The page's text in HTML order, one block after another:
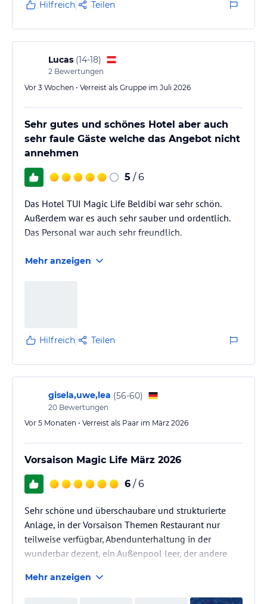
Hilfreich Teilen
Lucas (14-18)
2 Bewertungen
Vor 3 Wochen • Verreist als Gruppe im Juli 2026
Sehr gutes und schönes Hotel aber auch
sehr faule Gäste welche das Angebot nicht
annehmen
5 / 6
Das Hotel TUI Magic Life Beldibi war sehr schön.
Außerdem war es auch sehr sauber und ordentlich.
Das Personal war auch sehr freundlich.
Mehr anzeigen
Hilfreich Teilen
gisela,uwe,lea (56-60)
20 Bewertungen
Vor 5 Monaten • Verreist als Paar im März 2026
Vorsaison Magic Life März 2026
6 / 6
Sehr schöne und überschaubare und strukturierte
Anlage, in der Vorsaison Themen Restaurant nur
teilweise verfügbar, Abendunterhaltung in der
wunderbar dezent, ein Außenpool leer, der andere
alles sehr sauber und niveauvoll gestaltet (wir waren
schon in zahlreichen Magic Life Hotels), alles wie wir
Mehr anzeigen